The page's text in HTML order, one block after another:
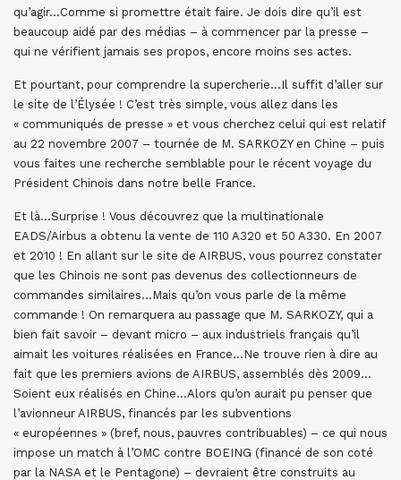
qu’agir…Comme si promettre était faire. Je dois dire qu’il est
beaucoup aidé par des médias – à commencer par la presse –
qui ne vérifient jamais ses propos, encore moins ses actes.
Et pourtant, pour comprendre la supercherie…Il suffit d’aller sur
le site de l’Élysée ! C’est très simple, vous allez dans les
« communiqués de presse » et vous cherchez celui qui est relatif
au 22 novembre 2007 – tournée de M. SARKOZY en Chine – puis
vous faites une recherche semblable pour le récent voyage du
Président Chinois dans notre belle France.
Et là…Surprise ! Vous découvrez que la multinationale
EADS/Airbus a obtenu la vente de 110 A320 et 50 A330. En 2007
et 2010 ! En allant sur le site de AIRBUS, vous pourrez constater
que les Chinois ne sont pas devenus des collectionneurs de
commandes similaires…Mais qu’on vous parle de la même
commande ! On remarquera au passage que M. SARKOZY, qui a
bien fait savoir – devant micro – aux industriels français qu’il
aimait les voitures réalisées en France…Ne trouve rien à dire au
fait que les premiers avions de AIRBUS, assemblés dès 2009…
Soient eux réalisés en Chine…Alors qu’on aurait pu penser que
l’avionneur AIRBUS, financés par les subventions
« européennes » (bref, nous, pauvres contribuables) – ce qui nous
impose un match à l’OMC contre BOEING (financé de son coté
par la NASA et le Pentagone) – devraient être construits au